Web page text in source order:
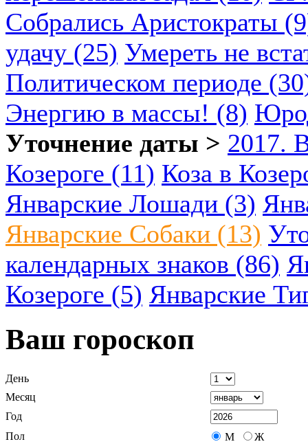
Собрались Аристократы
удачу (25) Умереть не
Политическом периоде
Энергию в массы! (8)
Уточнение даты > 2017.
Козероге (11) Коза в
Январские Лошади (3)
Январские Собаки (13)
календарных знаков (86)
Козероге (5) Январские
Ваш гороскоп
День
Месяц
Год
Пол
М Ж